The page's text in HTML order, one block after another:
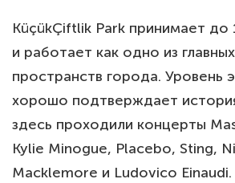
KüçükÇiftlik Park принимает до
и работает как одно из
пространств города. Уровень
хорошо подтверждает
здесь проходили концерты
Kylie Minogue, Placebo, Sting,
Macklemore и Ludovico Einaudi.